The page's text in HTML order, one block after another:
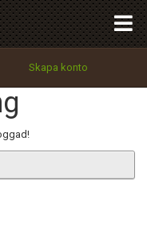
Skapa konto
Tillbaka till förstasidan